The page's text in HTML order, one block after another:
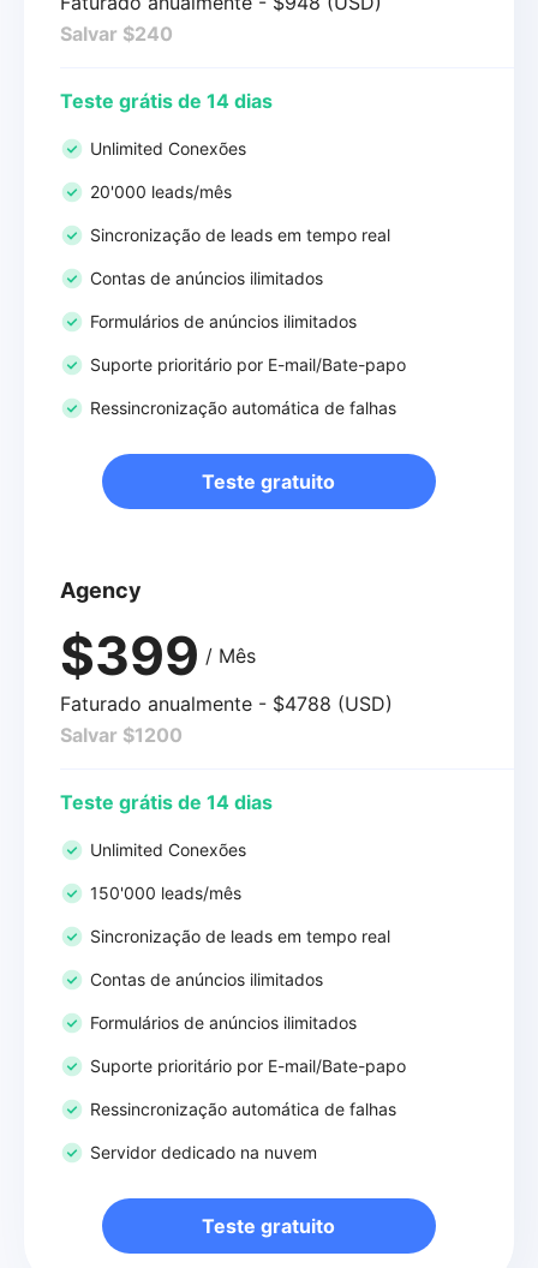
Salvar $240
Teste grátis de 14 dias
Unlimited Conexões
20'000 leads/mês
Sincronização de leads em tempo real
Contas de anúncios ilimitados
Formulários de anúncios ilimitados
Suporte prioritário por E-mail/Bate-papo
Ressincronização automática de falhas
Teste gratuito
Agency
$399 / Mês
Faturado anualmente - $4788 (USD)
Salvar $1200
Teste grátis de 14 dias
Unlimited Conexões
150'000 leads/mês
Sincronização de leads em tempo real
Contas de anúncios ilimitados
Formulários de anúncios ilimitados
Suporte prioritário por E-mail/Bate-papo
Ressincronização automática de falhas
Servidor dedicado na nuvem
Teste gratuito